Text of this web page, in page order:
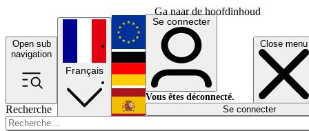
Ga naar de hoofdinhoud
Open sub
navigation
Close menu
Recherche
Français
English
Deutsch
Español
Se connecter
Vous êtes déconnecté.
Se connecter